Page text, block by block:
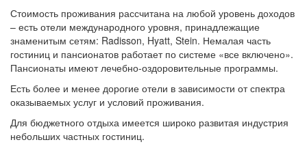
Стоимость проживания рассчитана на любой уровень доходов
– есть отели международного уровня, принадлежащие
знаменитым сетям: Radisson, Hyatt, Stein. Немалая часть
гостиниц и пансионатов работает по системе «все включено».
Пансионаты имеют лечебно-оздоровительные программы.
Есть более и менее дорогие отели в зависимости от спектра
оказываемых услуг и условий проживания.
Для бюджетного отдыха имеется широко развитая индустрия
небольших частных гостиниц.